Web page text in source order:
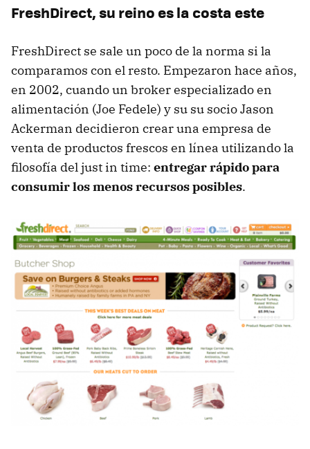
FreshDirect, su reino es la costa este
FreshDirect se sale un poco de la norma si la
comparamos con el resto. Empezaron hace años,
en 2002, cuando un broker especializado en
alimentación (Joe Fedele) y su su socio Jason
Ackerman decidieron crear una empresa de
venta de productos frescos en línea utilizando la
filosofía del just in time: entregar rápido para
consumir los menos recursos posibles.